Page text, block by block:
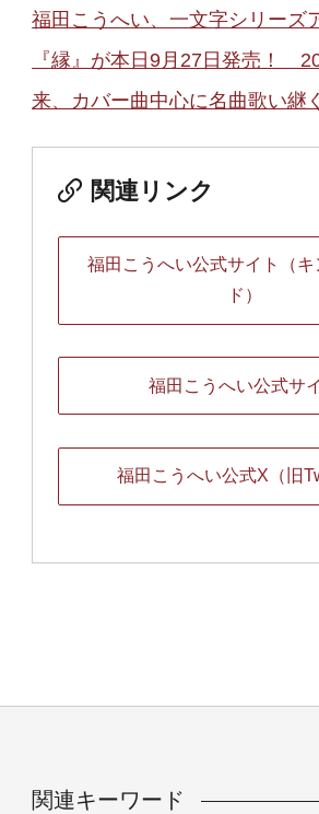
福田こうへい、一文字シリーズ
『縁』が本日9月27日発売！
来、カバー曲中心に名曲歌い継
関連リンク
福田こうへい公式サイト（キ
ド）
福田こうへい公式サ
福田こうへい公式X（旧
関連キーワード